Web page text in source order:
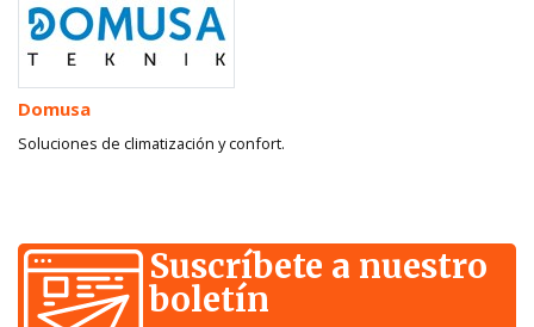
Domusa
Soluciones de climatización y confort.
Suscríbete a nuestro
boletín